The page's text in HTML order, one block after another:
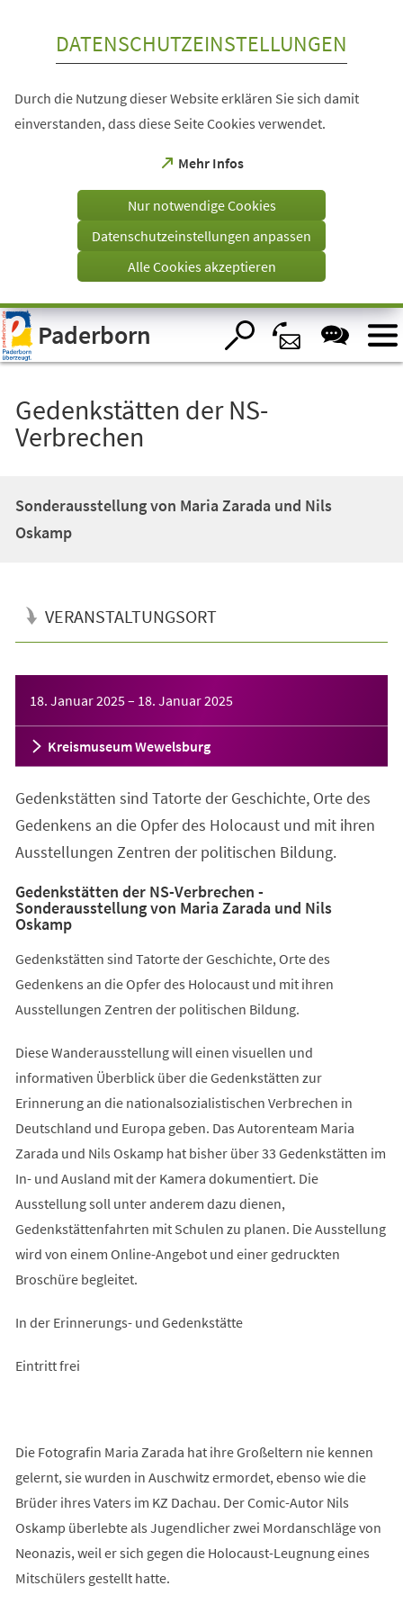
Visuelle
Assistenzsoftware
öffnen.
DATENSCHUTZEINSTELLUNGEN
Durch die Nutzung dieser Website erklären Sie sich damit
einverstanden, dass diese Seite Cookies verwendet.
Mehr Infos
(Öffnet
einem
Tab)
Nur notwendige Cookies
Datenschutzeinstellungen anpassen
Alle Cookies akzeptieren
Paderborn
Gedenkstätten der NS-
Verbrechen
Sonderausstellung von Maria Zarada und Nils
Oskamp
VERANSTALTUNGSORT
18. Januar 2025– 18. Januar 2025
Kreismuseum Wewelsburg
Gedenkstätten sind Tatorte der Geschichte, Orte des
Gedenkens an die Opfer des Holocaust und mit ihren
Ausstellungen Zentren der politischen Bildung.
Gedenkstätten der NS-Verbrechen -
Sonderausstellung von Maria Zarada und Nils
Oskamp
Gedenkstätten sind Tatorte der Geschichte, Orte des
Gedenkens an die Opfer des Holocaust und mit ihren
Ausstellungen Zentren der politischen Bildung.
Diese Wanderausstellung will einen visuellen und
informativen Überblick über die Gedenkstätten zur
Erinnerung an die nationalsozialistischen Verbrechen in
Deutschland und Europa geben. Das Autorenteam Maria
Zarada und Nils Oskamp hat bisher über 33 Gedenkstätten im
In- und Ausland mit der Kamera dokumentiert. Die
Ausstellung soll unter anderem dazu dienen,
Gedenkstättenfahrten mit Schulen zu planen. Die Ausstellung
wird von einem Online-Angebot und einer gedruckten
Broschüre begleitet.
In der Erinnerungs- und Gedenkstätte
Eintritt frei
Die Fotografin Maria Zarada hat ihre Großeltern nie kennen
gelernt, sie wurden in Auschwitz ermordet, ebenso wie die
Brüder ihres Vaters im KZ Dachau. Der Comic-Autor Nils
Oskamp überlebte als Jugendlicher zwei Mordanschläge von
Neonazis, weil er sich gegen die Holocaust-Leugnung eines
Mitschülers gestellt hatte.